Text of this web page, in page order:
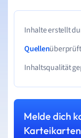
Inhalte erstellt
Quellen
Inhaltsqualität
Melde dich
Karteikarten